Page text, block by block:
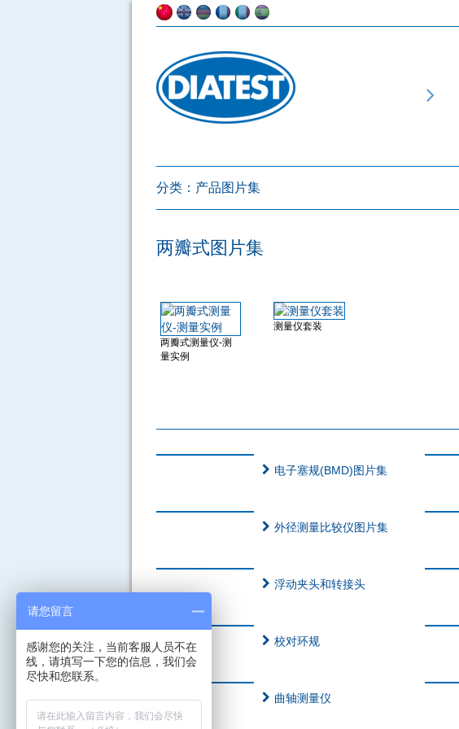
分类： 产品图片集
两瓣式图片集
两瓣式测量仪-测
量实例
测量仪套装
电子塞规(BMD)图片集
外径测量比较仪图片集
浮动夹头和转接头
校对环规
曲轴测量仪
请您留言
感谢您的关注，当前客服人员不在
线，请填写一下您的信息，我们会
尽快和您联系。